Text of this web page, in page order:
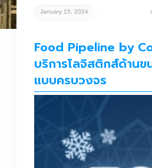
January 15, 2024
Food Pipeline by
บริการโลจิสติกส์ด้านข
แบบครบวงจร